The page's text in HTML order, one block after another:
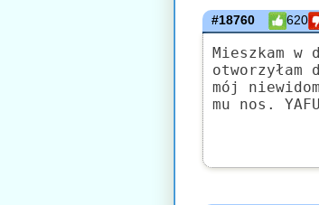
#18760 620
Mieszkam
mój
mu nos.